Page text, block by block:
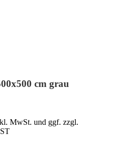
cm grau
MwSt. und ggf. zzgl.
ST